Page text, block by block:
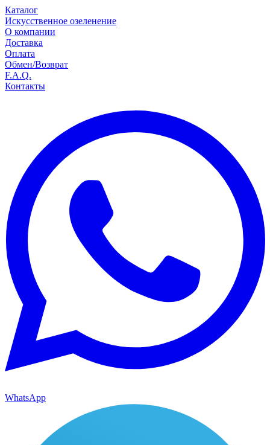
Каталог
Искусственное озеленение
О компании
Доставка
Оплата
Обмен/Возврат
F.A.Q.
Контакты
WhatsApp